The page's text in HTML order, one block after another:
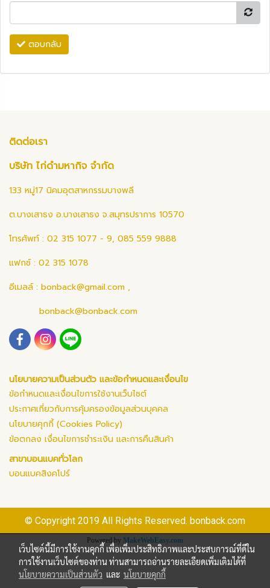
ตอบกลับ
ติดต่อเรา
บริษัท ไก่ดำมหากิจ จำกัด
133 หมู่17 นิคมอุตสาหกรรมบางพลี
ต.บางเสาธง อ.บางเสาธง จ.สมุทรปราการ 10570
โทรศัพท์ : 02 315 1077 - 9, 085 559 9888
แฟกซ์ : 02 315 1078
อีเมลล์ : bonback@gmail.com ,
bonback@bonback.com
นโยบายความเป็นส่วนตัว และข้อกำหนดและเงื่อนไข
ข้อกำหนดและเงื่อนไขการใช้งานเว็บไซต์
ประกาศเกี่ยวกับการคุ้มครองข้อมูลส่วนบุคคล
นโยบายคุกกี้ (Cookies Policy)
ข้อตกลง เงื่อนไขการชำระเงิน และการคืนสินค้า
สาขาบอนแบคทั่วโลก
บอนแบคสิงคโปร์
© Copyright 2019 All Rights Reserved. bonback.com
Powered by MakeWebEasy.com
เว็บไซต์นี้มีการใช้งานคุกกี้ เพื่อเพิ่มประสิทธิภาพและประสบการณ์ที่ดีใน
การใช้งานเว็บไซต์ของท่าน ท่านสามารถอ่านรายละเอียดเพิ่มเติมได้ที่
นโยบายความเป็นส่วนตัว และ นโยบายคุกกี้